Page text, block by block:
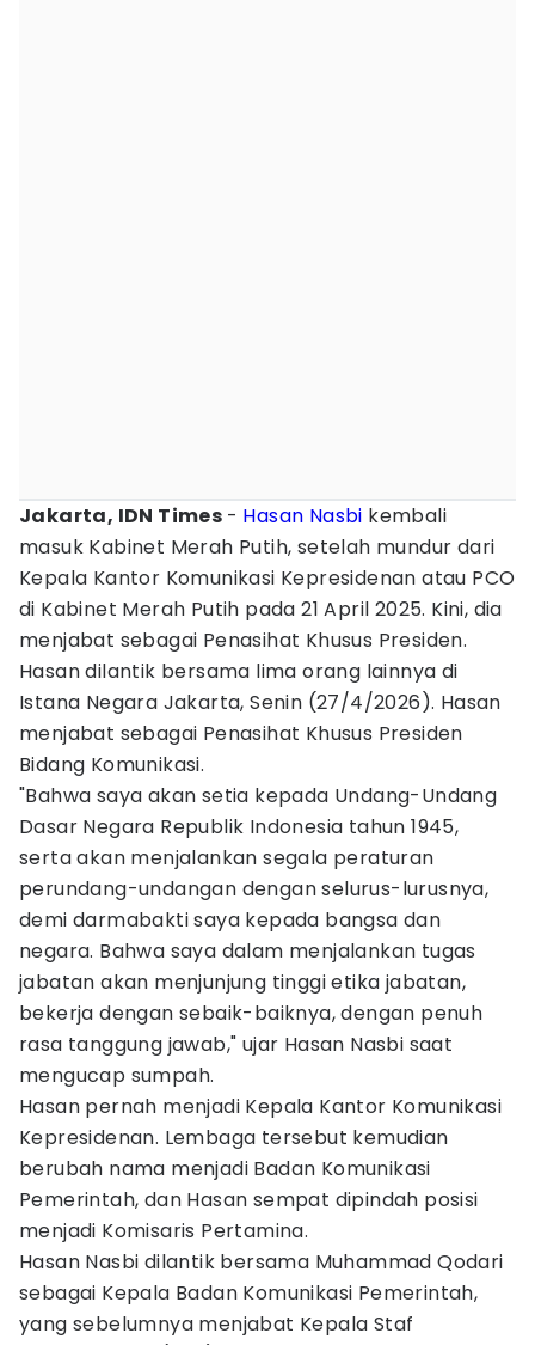
Jakarta, IDN Times - Hasan Nasbi kembali
masuk Kabinet Merah Putih, setelah mundur dari
Kepala Kantor Komunikasi Kepresidenan atau PCO
di Kabinet Merah Putih pada 21 April 2025. Kini, dia
menjabat sebagai Penasihat Khusus Presiden.
Hasan dilantik bersama lima orang lainnya di
Istana Negara Jakarta, Senin (27/4/2026). Hasan
menjabat sebagai Penasihat Khusus Presiden
Bidang Komunikasi.
"Bahwa saya akan setia kepada Undang-Undang
Dasar Negara Republik Indonesia tahun 1945,
serta akan menjalankan segala peraturan
perundang-undangan dengan selurus-lurusnya,
demi darmabakti saya kepada bangsa dan
negara. Bahwa saya dalam menjalankan tugas
jabatan akan menjunjung tinggi etika jabatan,
bekerja dengan sebaik-baiknya, dengan penuh
rasa tanggung jawab," ujar Hasan Nasbi saat
mengucap sumpah.
Hasan pernah menjadi Kepala Kantor Komunikasi
Kepresidenan. Lembaga tersebut kemudian
berubah nama menjadi Badan Komunikasi
Pemerintah, dan Hasan sempat dipindah posisi
menjadi Komisaris Pertamina.
Hasan Nasbi dilantik bersama Muhammad Qodari
sebagai Kepala Badan Komunikasi Pemerintah,
yang sebelumnya menjabat Kepala Staf